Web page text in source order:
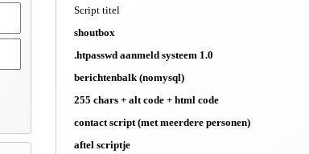
Script titel
shoutbox
.htpasswd aanmeld systeem 1.0
berichtenbalk (nomysql)
255 chars + alt code + html code
contact script (met meerdere personen)
aftel scriptje